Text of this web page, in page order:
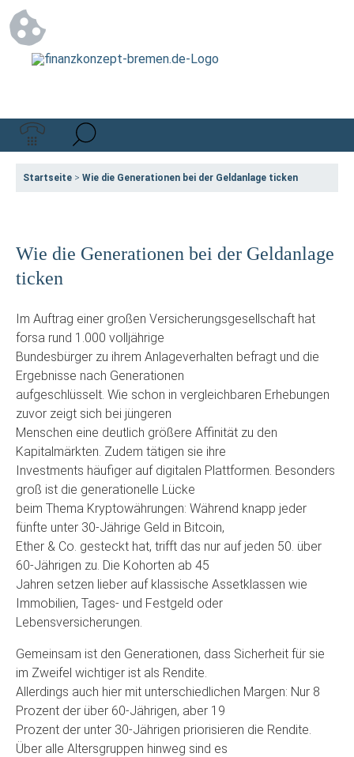
Startseite > Wie die Generationen bei der Geldanlage ticken
Wie die Generationen bei der Geldanlage
ticken
Im Auftrag einer großen Versicherungsgesellschaft hat
forsa rund 1.000 volljährige
Bundesbürger zu ihrem Anlageverhalten befragt und die
Ergebnisse nach Generationen
aufgeschlüsselt. Wie schon in vergleichbaren Erhebungen
zuvor zeigt sich bei jüngeren
Menschen eine deutlich größere Affinität zu den
Kapitalmärkten. Zudem tätigen sie ihre
Investments häufiger auf digitalen Plattformen. Besonders
groß ist die generationelle Lücke
beim Thema Kryptowährungen: Während knapp jeder
fünfte unter 30-Jährige Geld in Bitcoin,
Ether & Co. gesteckt hat, trifft das nur auf jeden 50. über
60-Jährigen zu. Die Kohorten ab 45
Jahren setzen lieber auf klassische Assetklassen wie
Immobilien, Tages- und Festgeld oder
Lebensversicherungen.
Gemeinsam ist den Generationen, dass Sicherheit für sie
im Zweifel wichtiger ist als Rendite.
Allerdings auch hier mit unterschiedlichen Margen: Nur 8
Prozent der über 60-Jährigen, aber 19
Prozent der unter 30-Jährigen priorisieren die Rendite.
Über alle Altersgruppen hinweg sind es